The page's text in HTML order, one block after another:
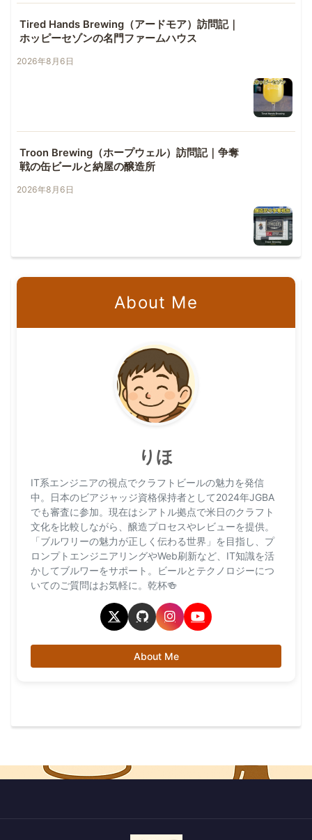
Tired Hands Brewing（アードモア）訪問記｜
ホッピーセゾンの名門ファームハウス
2026年8月6日
Troon Brewing（ホープウェル）訪問記｜争奪
戦の缶ビールと納屋の醸造所
2026年8月6日
About Me
りほ
IT系エンジニアの視点でクラフトビールの魅力を発信
中。日本のビアジャッジ資格保持者として2024年JGBA
でも審査に参加。現在はシアトル拠点で米日のクラフト
文化を比較しながら、醸造プロセスやレビューを提供。
「ブルワリーの魅力が正しく伝わる世界」を目指し、プ
ロンプトエンジニアリングやWeb刷新など、IT知識を活
かしてブルワーをサポート。ビールとテクノロジーにつ
いてのご質問はお気軽に。乾杯🍻
About Me